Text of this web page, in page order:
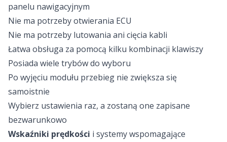
panelu nawigacyjnym
Nie ma potrzeby otwierania ECU
Nie ma potrzeby lutowania ani cięcia kabli
Łatwa obsługa za pomocą kilku kombinacji klawiszy
Posiada wiele trybów do wyboru
Po wyjęciu modułu przebieg nie zwiększa się
samoistnie
Wybierz ustawienia raz, a zostaną one zapisane
bezwarunkowo
Wskaźniki prędkości i systemy wspomagające